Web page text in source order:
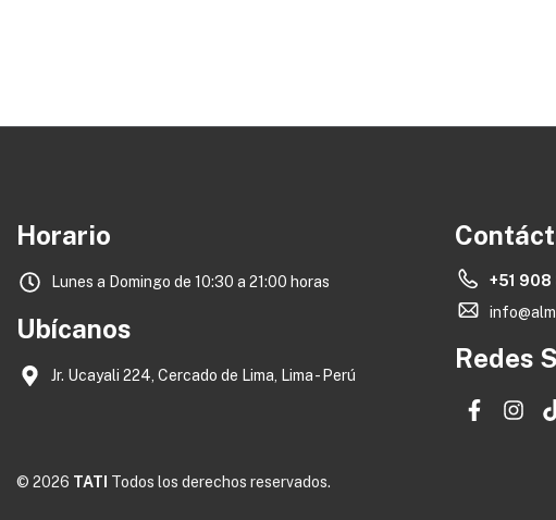
Horario
Lunes a Domingo de 10:30 a 21:00 horas
Ubícanos
Jr. Ucayali 224, Cercado de Lima, Lima - Perú
+51 908
Redes
© 2026 TATI Todos los derechos reservados.